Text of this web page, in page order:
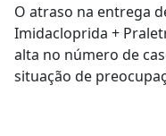
O atraso na entrega
Imidacloprida +
alta no número de
situação de